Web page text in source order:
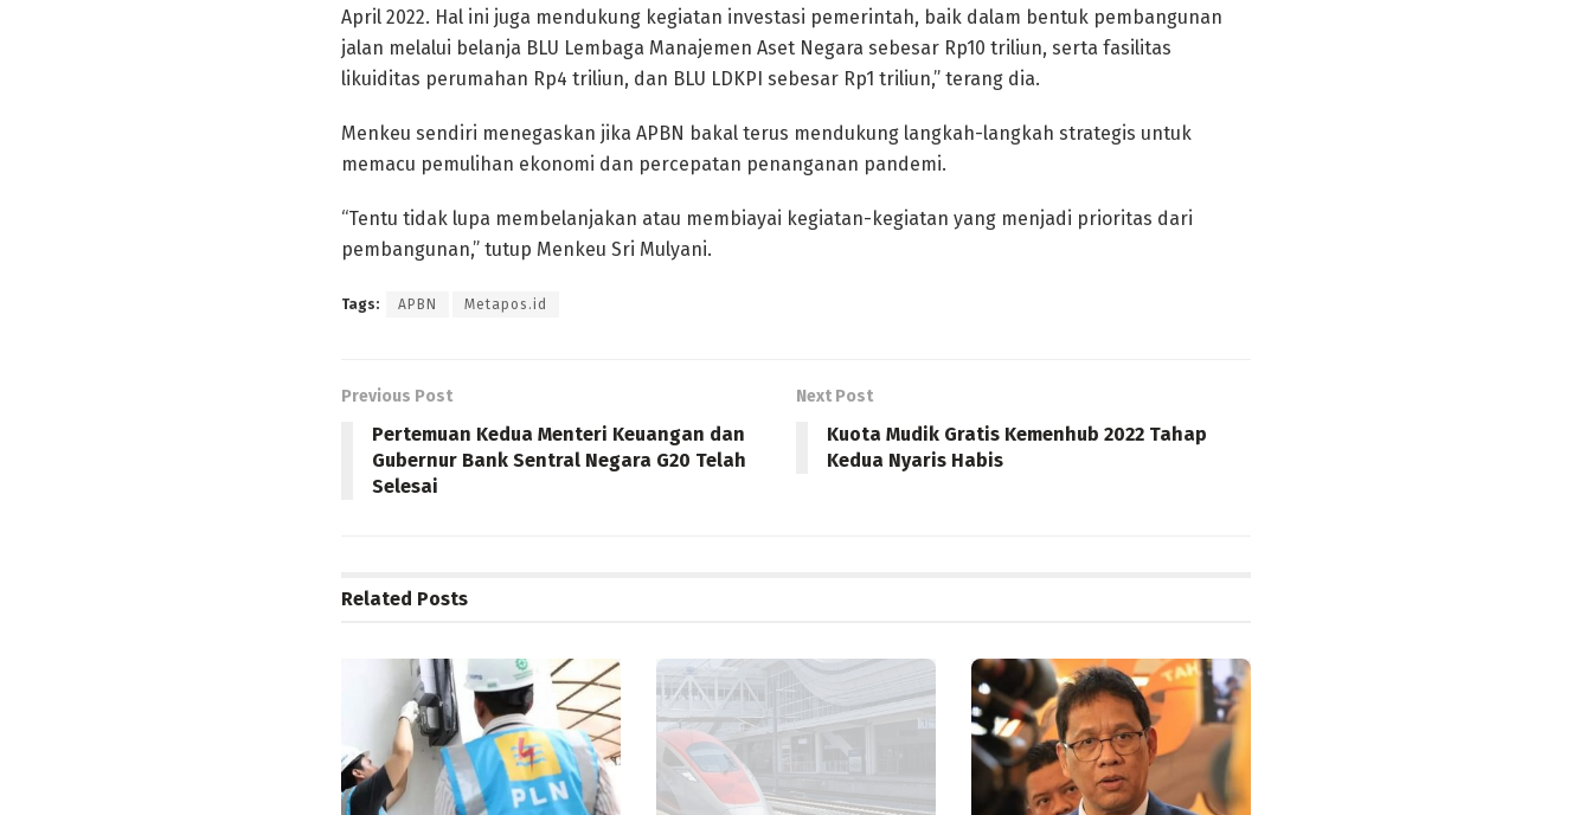
April 2022. Hal ini juga mendukung kegiatan investasi pemerintah, baik dalam bentuk pembangunan
jalan melalui belanja BLU Lembaga Manajemen Aset Negara sebesar Rp10 triliun, serta fasilitas
likuiditas perumahan Rp4 triliun, dan BLU LDKPI sebesar Rp1 triliun,” terang dia.
Menkeu sendiri menegaskan jika APBN bakal terus mendukung langkah-langkah strategis untuk
memacu pemulihan ekonomi dan percepatan penanganan pandemi.
“Tentu tidak lupa membelanjakan atau membiayai kegiatan-kegiatan yang menjadi prioritas dari
pembangunan,” tutup Menkeu Sri Mulyani.
Tags: APBN Metapos.id
Previous Post
Pertemuan Kedua Menteri Keuangan dan
Gubernur Bank Sentral Negara G20 Telah
Selesai
Next Post
Kuota Mudik Gratis Kemenhub 2022 Tahap
Kedua Nyaris Habis
Related Posts